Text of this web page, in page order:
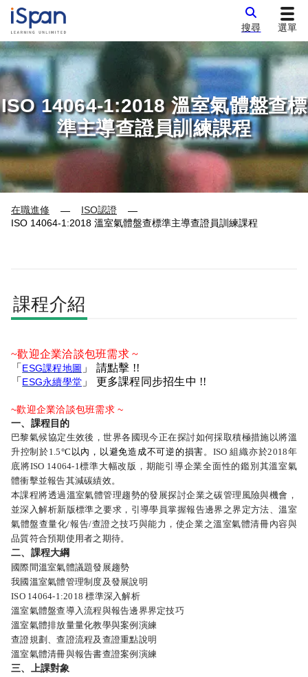
搜尋 選單
ISO 14064-1:2018 溫室氣體盤查標
準主導查證員訓練課程
在職進修 — ISO認證
—
ISO 14064-1:2018 溫室氣體盤查標準主導查證員訓練課程
課程介紹
~歡迎企業洽談包班需求 ~
「 ESG課程地圖 」 請點擊 !!
「 ESG永續學堂 」 更多課程同步招生中 !!
~歡迎企業洽談包班需求 ~
一、課程目的
巴黎氣候協定生效後，世界各國現今正在探討如何採取積極措施以將溫
升控制於1.5°C以內，以避免造成不可逆的損害。ISO 組織亦於2018年
底將ISO 14064-1標準大幅改版，期能引導企業全面性的鑑別其溫室氣
體衝擊並報告其減碳績效。
本課程將透過溫室氣體管理趨勢的發展探討企業之碳管理風險與機會，
並深入解析新版標準之要求，引導學員掌握報告邊界之界定方法、溫室
氣體盤查量化/報告/查證之技巧與能力，使企業之溫室氣體清冊內容與
品質符合預期使用者之期待。
二、課程大綱
國際間溫室氣體議題發展趨勢
我國溫室氣體管理制度及發展說明
ISO 14064-1:2018 標準深入解析
溫室氣體盤查導入流程與報告邊界界定技巧
溫室氣體排放量量化教學與案例演練
查證規劃、查證流程及查證重點說明
溫室氣體清冊與報告書查證案例演練
三、上課對象